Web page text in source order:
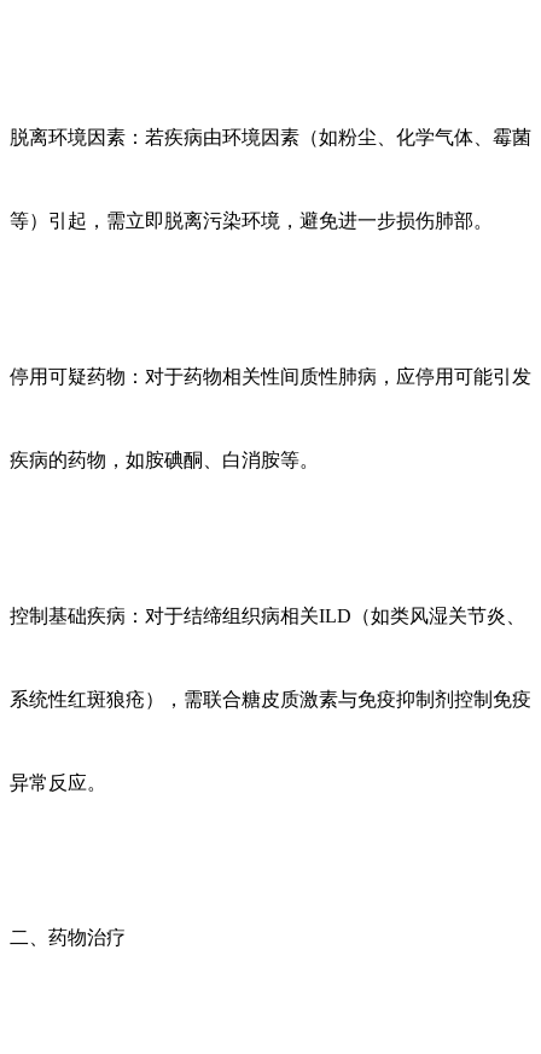
脱离环境因素：若疾病由环境因素（如粉尘、化学气体、霉菌
等）引起，需立即脱离污染环境，避免进一步损伤肺部。
停用可疑药物：对于药物相关性间质性肺病，应停用可能引发
疾病的药物，如胺碘酮、白消胺等。
控制基础疾病：对于结缔组织病相关ILD（如类风湿关节炎、
系统性红斑狼疮），需联合糖皮质激素与免疫抑制剂控制免疫
异常反应。
二、药物治疗